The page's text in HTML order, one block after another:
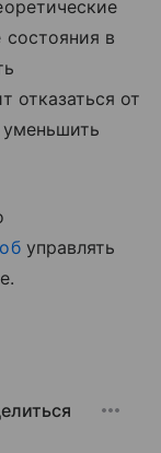
в
отказаться от
уменьшить
управлять